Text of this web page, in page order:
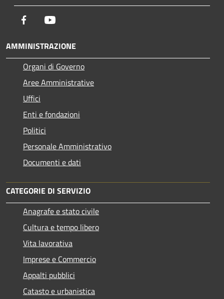
Facebook
AMMINISTRAZIONE
Organi di Governo
Aree Amministrative
Uffici
Enti e fondazioni
Politici
Personale Amministrativo
Documenti e dati
CATEGORIE DI SERVIZIO
Anagrafe e stato civile
Cultura e tempo libero
Vita lavorativa
Imprese e Commercio
Appalti pubblici
Catasto e urbanistica